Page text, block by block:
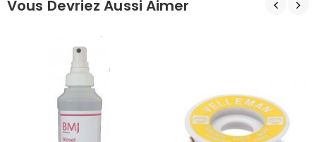
Vous Devriez Aussi Aimer